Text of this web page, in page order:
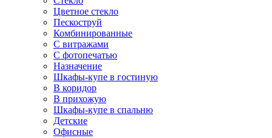
Цветное стекло
Пескоструй
Комбинированные
С витражами
С фотопечатью
Назначение
Шкафы-купе в гостиную
В коридор
В прихожую
Шкафы-купе в спальню
Детские
Офисные